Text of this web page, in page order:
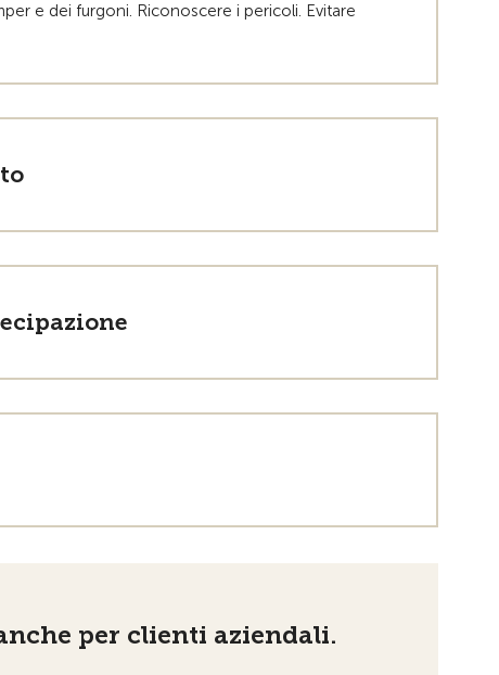
e dei furgoni. Riconoscere i pericoli. Evitare
per clienti aziendali.